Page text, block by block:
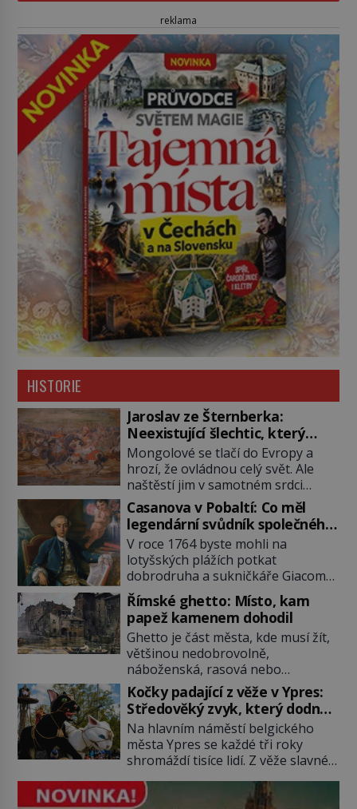
reklama
HISTORIE
Jaroslav ze Šternberka:
Neexistující šlechtic, který
z Moravy vyžene Mongoly
Mongolové se tlačí do Evropy a
hrozí, že ovládnou celý svět. Ale
naštěstí jim v samotném srdci
Evropy stojí v cestě malé, ale silné
království, které dokáže
dobyvatelské hordy zastavit. Co
nedokáže žádná z asijských říší, co
nedokážou Němci – to dokáže
český král. Nebo že by ne?
Mongolové od roku 1223 postupují
podél Kaspického a Azovského
moře, […]
Casanova v Pobaltí: Co měl
legendární svůdník společného
se svobodnými zednáři?
V roce 1764 byste mohli na
lotyšských plážích potkat
dobrodruha a sukničkáře Giacoma
Casanovu. Jeho cesta k Baltskému
moři však nebyla turistickým
výletem, ale ryze pracovní cestou
se zištnými úmysly. Jaký cíl
Casanova sledoval, když se
například procházel uličkami
lotyšské Rigy? Casanova v Pobaltí
kontaktoval tamní zednářské lóže.
Nebyl v této oblasti žádným
nováčkem, protože do zednářské
[…]
Římské ghetto: Místo, kam
papež kamenem dohodil
Ghetto je část města, kde musí žít,
většinou nedobrovolně,
náboženská, rasová nebo
národnostní menšina obyvatel.
Bohaté historické zkušenosti mají s
takovým životem Židé. Už od
středověku jsou totiž v každou
chvíli nuceni v nějakém žít. Mezi ty
nejslavnější patří i římské ghetto
založené v roce 1555. Pokud jde o
vztah k Židům, nemá se Řím čím
Kočky padající z věže v Ypres:
Středověký zvyk, který dodnes
budí rozpaky
Na hlavním náměstí belgického
města Ypres se každé tři roky
shromáždí tisíce lidí. Z věže slavné
jásají a snaží se je chytit. Naštěstí